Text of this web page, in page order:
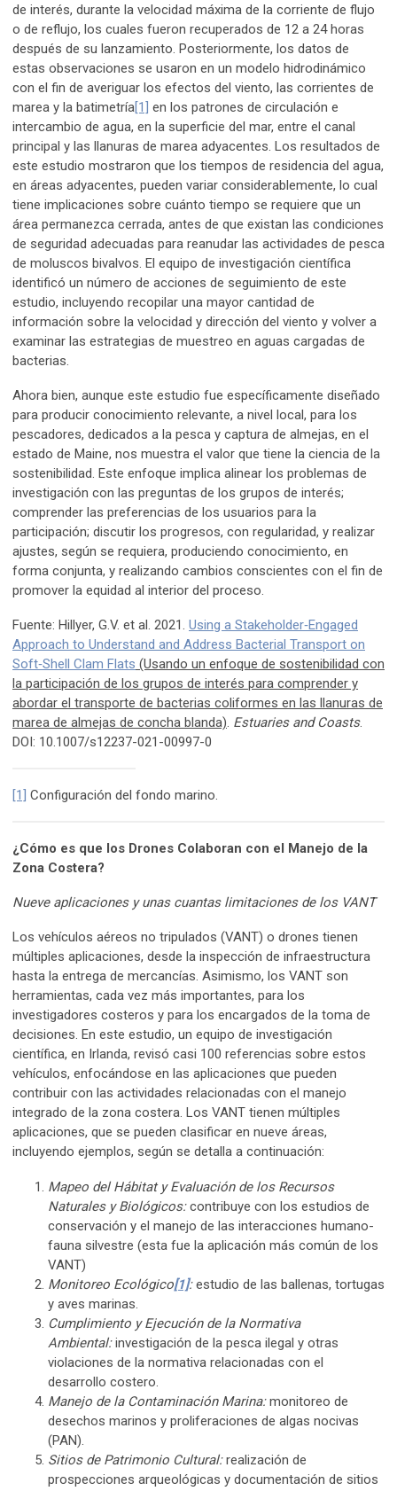
de interés, durante la velocidad máxima de la corriente de flujo
o de reflujo, los cuales fueron recuperados de 12 a 24 horas
después de su lanzamiento. Posteriormente, los datos de
estas observaciones se usaron en un modelo hidrodinámico
con el fin de averiguar los efectos del viento, las corrientes de
marea y la batimetría [1]
en los patrones de circulación e
intercambio de agua, en la superficie del mar, entre el canal
principal y las llanuras de marea adyacentes. Los resultados de
este estudio mostraron que los tiempos de residencia del agua,
en áreas adyacentes, pueden variar considerablemente, lo cual
tiene implicaciones sobre cuánto tiempo se requiere que un
área permanezca cerrada, antes de que existan las condiciones
de seguridad adecuadas para reanudar las actividades de pesca
de moluscos bivalvos. El equipo de investigación científica
identificó un número de acciones de seguimiento de este
estudio, incluyendo recopilar una mayor cantidad de
información sobre la velocidad y dirección del viento y volver a
examinar las estrategias de muestreo en aguas cargadas de
bacterias.
Ahora bien, aunque este estudio fue específicamente diseñado
para producir conocimiento relevante, a nivel local, para los
pescadores, dedicados a la pesca y captura de almejas, en el
estado de Maine, nos muestra el valor que tiene la ciencia de la
sostenibilidad. Este enfoque implica alinear los problemas de
investigación con las preguntas de los grupos de interés;
comprender las preferencias de los usuarios para la
participación; discutir los progresos, con regularidad, y realizar
ajustes, según se requiera, produciendo conocimiento, en
forma conjunta, y realizando cambios conscientes con el fin de
promover la equidad al interior del proceso.
Fuente: Hillyer, G.V. et al. 2021. Using a Stakeholder‑Engaged
Approach to Understand and Address Bacterial Transport on
Soft‑Shell Clam Flats (Usando un enfoque de sostenibilidad con
la participación de los grupos de interés para comprender y
abordar el transporte de bacterias coliformes en las llanuras de
marea de almejas de concha blanda). Estuaries and Coasts.
DOI: 10.1007/s12237-021-00997-0
[1] Configuración del fondo marino.
¿Cómo es que los Drones Colaboran con el Manejo de la
Zona Costera?
Nueve aplicaciones y unas cuantas limitaciones de los VANT
Los vehículos aéreos no tripulados (VANT) o drones tienen
múltiples aplicaciones, desde la inspección de infraestructura
hasta la entrega de mercancías. Asimismo, los VANT son
herramientas, cada vez más importantes, para los
investigadores costeros y para los encargados de la toma de
decisiones. En este estudio, un equipo de investigación
científica, en Irlanda, revisó casi 100 referencias sobre estos
vehículos, enfocándose en las aplicaciones que pueden
contribuir con las actividades relacionadas con el manejo
integrado de la zona costera. Los VANT tienen múltiples
aplicaciones, que se pueden clasificar en nueve áreas,
incluyendo ejemplos, según se detalla a continuación:
Mapeo del Hábitat y Evaluación de los Recursos
Naturales y Biológicos:contribuye con los estudios de
conservación y el manejo de las interacciones humano-
fauna silvestre (esta fue la aplicación más común de los
VANT)
Monitoreo Ecológico[1]:estudio de las ballenas, tortugas
y aves marinas.
Cumplimiento y Ejecución de la Normativa
Ambiental:investigación de la pesca ilegal y otras
violaciones de la normativa relacionadas con el
desarrollo costero.
Manejo de la Contaminación Marina:monitoreo de
desechos marinos y proliferaciones de algas nocivas
(PAN).
Sitios de Patrimonio Cultural:realización de
prospecciones arqueológicas y documentación de sitios